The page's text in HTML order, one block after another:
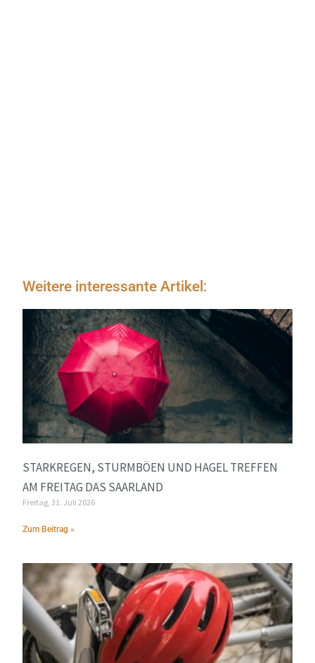
Weitere interessante Artikel:
STARKREGEN, STURMBÖEN UND HAGEL TREFFEN
AM FREITAG DAS SAARLAND
Freitag, 31. Juli 2026
Zum Beitrag »